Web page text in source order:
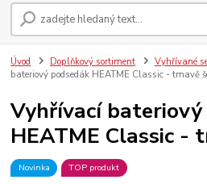
Úvod Doplňkový sortiment Vyhřívané
bateriový podsedák HEATME Classic - tmavě
Vyhřívací
HEATME Classic -
Novinka TOP produkt